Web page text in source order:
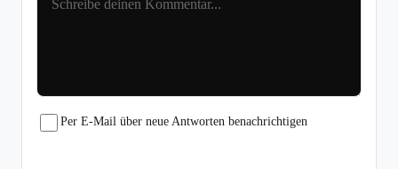
Per E-Mail über neue Antworten benachrichtigen